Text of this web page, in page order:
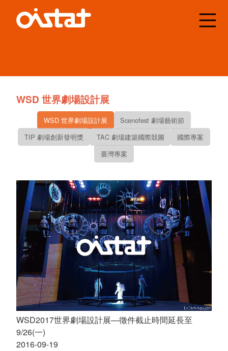
WSD 世界劇場設計展
WSD 世界劇場設計展
Scenofest 劇場藝術節
TIP 劇場創新發明獎
TAC 劇場建築國際競圖
國際專案
臺灣專案
WSD2017世界劇場設計展—徵件截止時間延長至
9/26(一)
2016-09-19